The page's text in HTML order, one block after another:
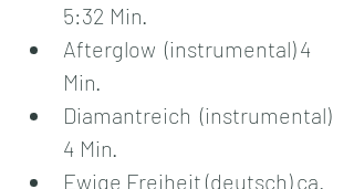
5:32 Min.
Afterglow  (instrumental) 4
Min.
Diamantreich  (instrumental)
4 Min.
Ewige Freiheit (deutsch) ca.